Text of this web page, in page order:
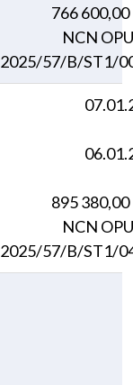
766
NCN
2025/57/B/ST1/
895
NCN
2025/57/B/ST1/